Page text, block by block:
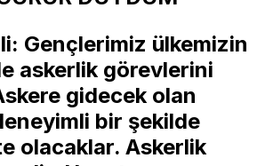
Gençlerimiz ülkemizin
askerlik görevlerini
gidecek olan
bir şekilde
olacaklar. Askerlik